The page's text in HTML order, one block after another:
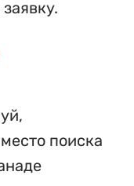
поиска